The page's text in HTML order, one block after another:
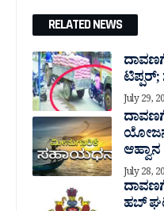
RELATED NEWS
ಟಿಪ್ಪರ್;
July 29,
ಆಹ್ವಾನ
July 28,
ಹಬ್